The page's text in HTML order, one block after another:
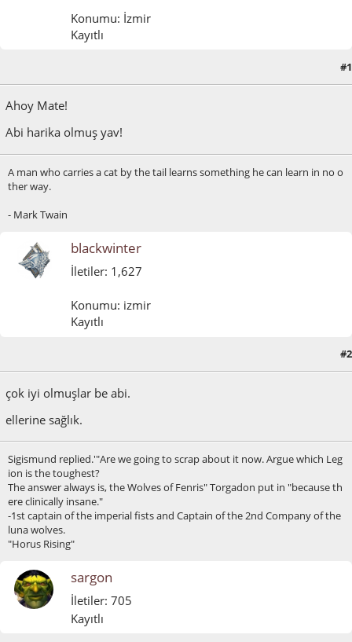
Konumu: İzmir
Kayıtlı
#1
Ahoy Mate!
Abi harika olmuş yav!
A man who carries a cat by the tail learns something he can learn in no o
ther way.
- Mark Twain
blackwinter
İletiler: 1,627
Konumu: izmir
Kayıtlı
#2
çok iyi olmuşlar be abi.
ellerine sağlık.
Sigismund replied.'"Are we going to scrap about it now. Argue which Leg
ion is the toughest?
The answer always is, the Wolves of Fenris" Torgadon put in "because th
ere clinically insane."
-1st captain of the imperial fists and Captain of the 2nd Company of the
luna wolves.
"Horus Rising"
sargon
İletiler: 705
Kayıtlı